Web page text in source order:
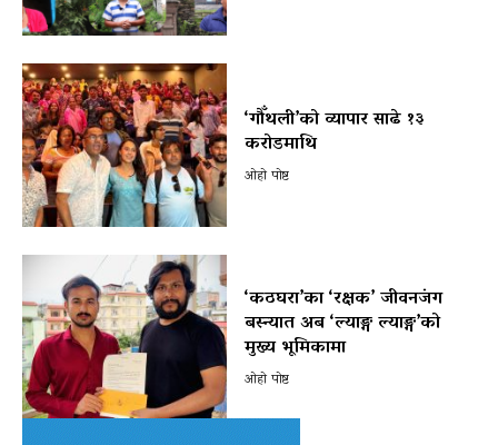
‘गौँथली’को व्यापार साढे १३
करोडमाथि
ओहो पोष्ट
‘कठघरा’का ‘रक्षक’ जीवनजंग
बस्न्यात अब ‘ल्याङ्ग ल्याङ्ग’को
मुख्य भूमिकामा
ओहो पोष्ट